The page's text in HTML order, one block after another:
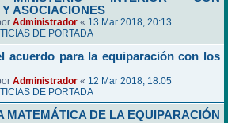
ASOCIACIONES
Administrador « 13 Mar 2018, 20:13
DE PORTADA
acuerdo para la equiparación con los
Administrador « 12 Mar 2018, 18:05
DE PORTADA
MATEMÁTICA DE LA EQUIPARACIÓN